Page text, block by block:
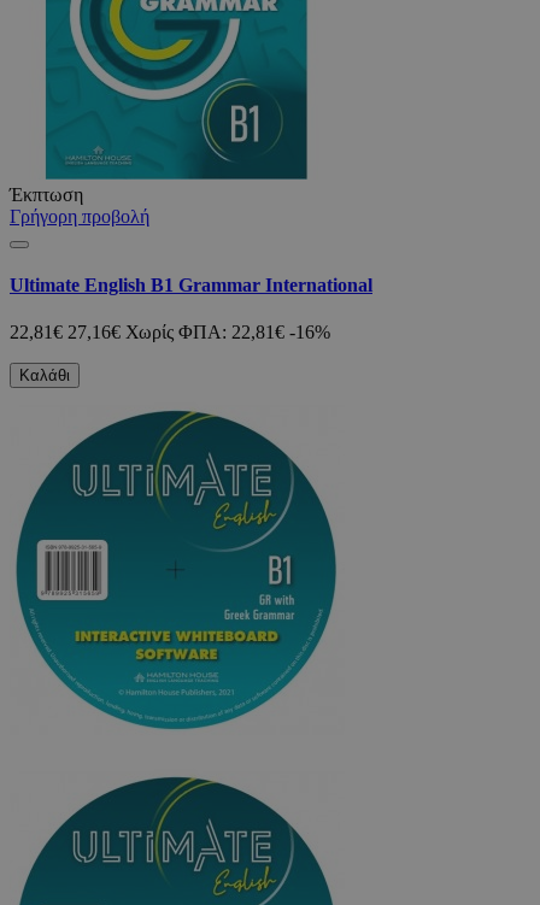
Έκπτωση
Γρήγορη προβολή
Ultimate English B1 Grammar International
22,81€ 27,16€ Χωρίς ΦΠΑ: 22,81€ -16%
Καλάθι